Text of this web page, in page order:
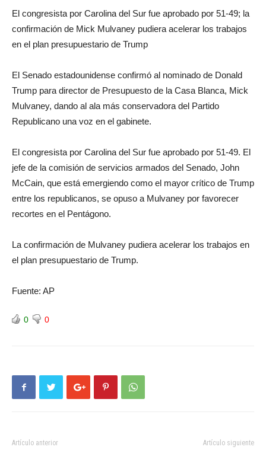
El congresista por Carolina del Sur fue aprobado por 51-49; la
confirmación de Mick Mulvaney pudiera acelerar los trabajos
en el plan presupuestario de Trump
El Senado estadounidense confirmó al nominado de Donald
Trump para director de Presupuesto de la Casa Blanca, Mick
Mulvaney, dando al ala más conservadora del Partido
Republicano una voz en el gabinete.
El congresista por Carolina del Sur fue aprobado por 51-49. El
jefe de la comisión de servicios armados del Senado, John
McCain, que está emergiendo como el mayor crítico de Trump
entre los republicanos, se opuso a Mulvaney por favorecer
recortes en el Pentágono.
La confirmación de Mulvaney pudiera acelerar los trabajos en
el plan presupuestario de Trump.
Fuente: AP
0 0
Artículo anterior Artículo siguiente